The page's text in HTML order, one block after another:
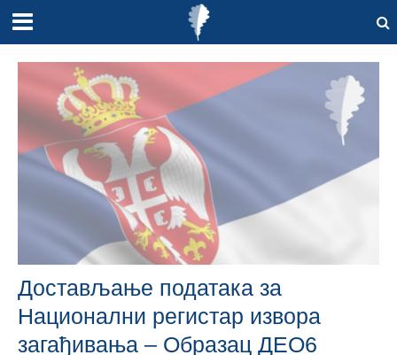
Достављање података за
Национални регистар извора
загађивања – Образац ДЕО6